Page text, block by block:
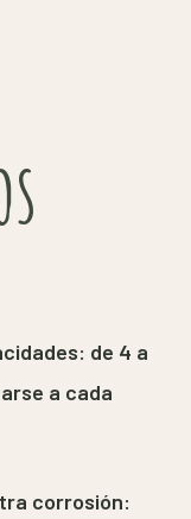
de 4 a
a cada
corrosión: